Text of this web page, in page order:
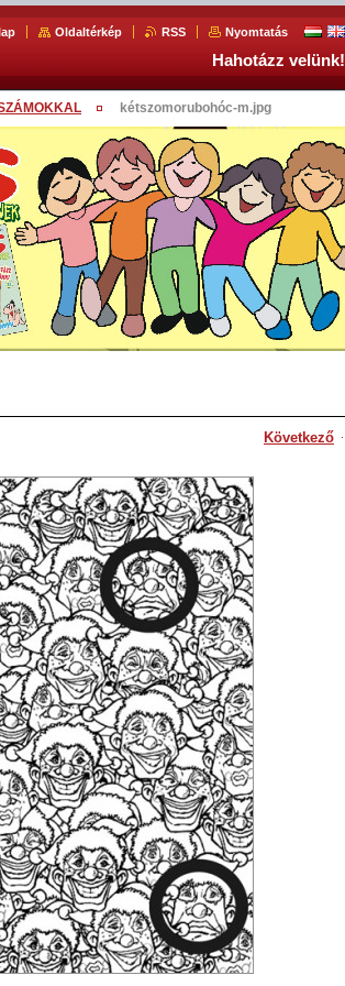
Oldaltérkép RSS Nyomtatás
Hahotázz velünk!
kétszomorubohóc-m.jpg
Következő